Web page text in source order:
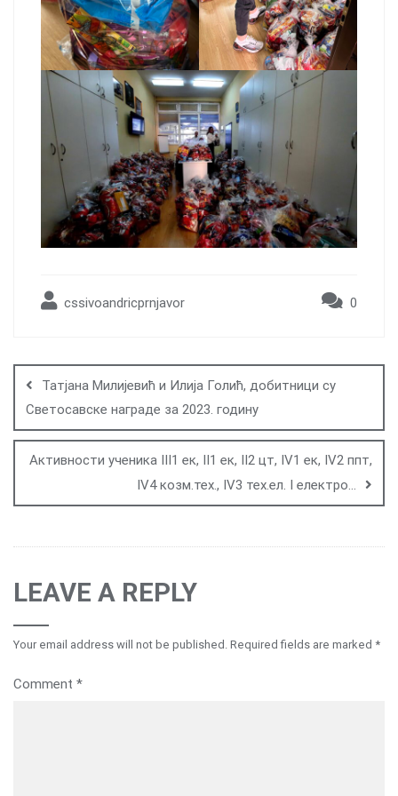
cssivoandricprnjavor 0
navigation
Татјана Милијевић и Илија Голић, добитници су
Светосавске награде за 2023. годину
Активности ученика III1 ек, II1 ек, II2 цт, IV1 ек, IV2 ппт,
IV4 козм.тех., IV3 тех.ел. I електро…
LEAVE A REPLY
Your email address will not be published. Required fields are marked *
Comment *